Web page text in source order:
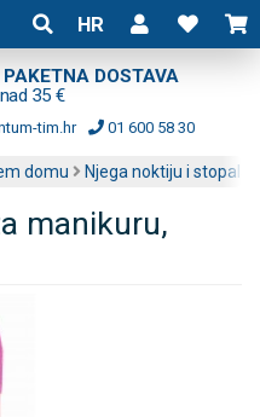
HR
DOSTAVA
35 €
tim.hr 01 600 58 30
domu Njega noktiju i stopala
manikuru,